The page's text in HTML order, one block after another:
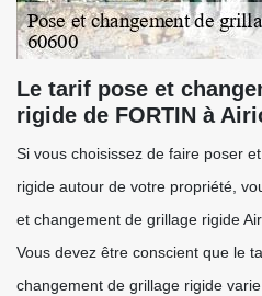
Le tarif pose et
rigide de FORTIN à
Si vous choisissez de faire poser
rigide autour de votre propriété,
et changement de grillage rigide
Vous devez être conscient que le
changement de grillage rigide